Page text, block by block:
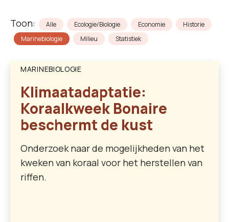
Toon: Alle Ecologie/Biologie Economie
Historie
Marinebiologie
Milieu Statistiek
MARINEBIOLOGIE
Klimaatadaptatie:
Koraalkweek Bonaire
beschermt de kust
Onderzoek naar de mogelijkheden van het
kweken van koraal voor het herstellen van
riffen.